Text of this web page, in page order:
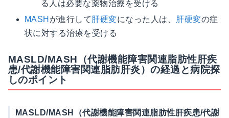
る人は必要な薬物治療を受ける
MASH が進行して肝硬変になった人は、 肝硬変の症
状に対する治療を受ける
MASLD/MASH（代謝機能障害関連脂肪性肝疾
患/代謝機能障害関連脂肪肝炎）の経過と病院探
しのポイント
MASLD/MASH（代謝機能障害関連脂肪性肝疾患/代謝